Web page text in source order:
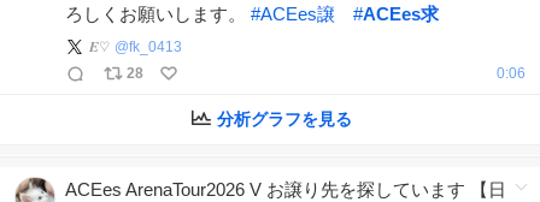
ろしくお願いします。 #ACEes譲 #ACEes求
𝑬♡ @fk_0413
28
0:06
分析グラフを見る
ACEes ArenaTour2026 V お譲り先を探しています 【日